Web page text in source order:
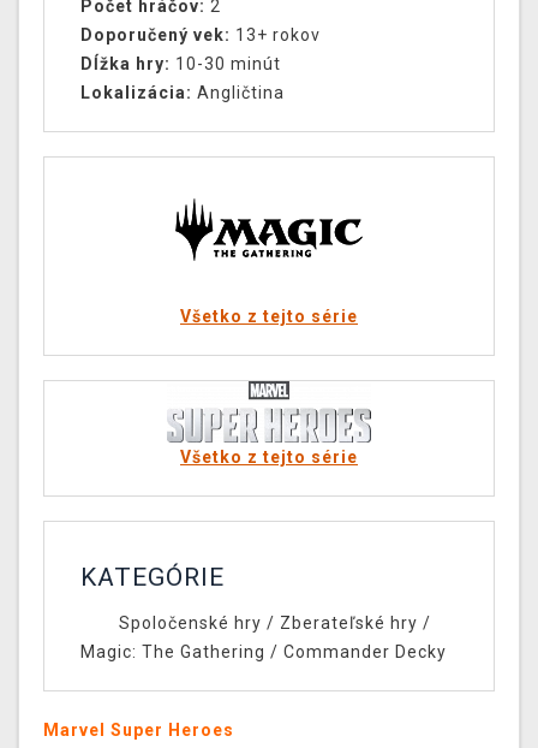
Počet hráčov: 2
Doporučený vek: 13+ rokov
Dĺžka hry: 10-30 minút
Lokalizácia: Angličtina
Všetko z tejto série
Všetko z tejto série
KATEGÓRIE
Spoločenské hry / Zberateľské hry /
Magic: The Gathering / Commander Decky
Marvel Super Heroes